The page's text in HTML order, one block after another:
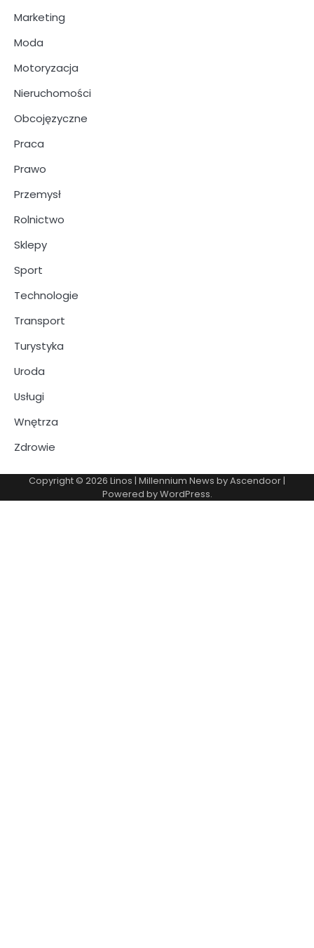
Marketing
Moda
Motoryzacja
Nieruchomości
Obcojęzyczne
Praca
Prawo
Przemysł
Rolnictwo
Sklepy
Sport
Technologie
Transport
Turystyka
Uroda
Usługi
Wnętrza
Zdrowie
Copyright © 2026 Linos | Millennium News byAscendoor|
Powered byWordPress.